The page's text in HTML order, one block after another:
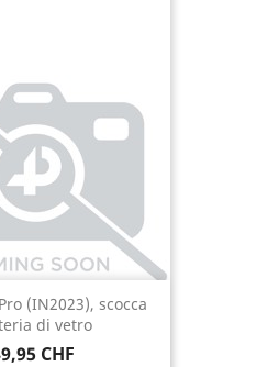
(IN2023), scocca
di vetro
CHF